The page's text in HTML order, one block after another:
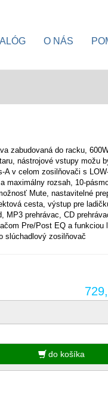
O NÁS
zabudovaná do racku,
nástrojové vstupy možu
A v celom zosilňovači s
maximálny rozsah, 10-
Mute, nastavitelné
cesta, výstup pre
MP3 prehrávac, CD
Pre/Post EQ a funkciou
slúchadlový zosilňovač
do košíka